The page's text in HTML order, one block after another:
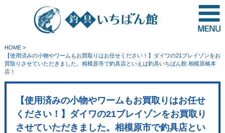
HOME>
【使用済みの小物やワームもお買取りはお任せください！】ダイワの21ブレイゾンをお
買取りさせていただきました。相模原市で釣具店といえば釣具いちばん館 相模原橋本
店！
【使用済みの小物やワームもお買取りはお任せ
ください！】ダイワの21ブレイゾンをお買取り
させていただきました。相模原市で釣具店とい